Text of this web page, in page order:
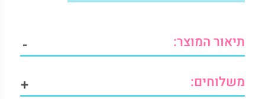
quantity
תיאור המוצר: -
משלוחים: +